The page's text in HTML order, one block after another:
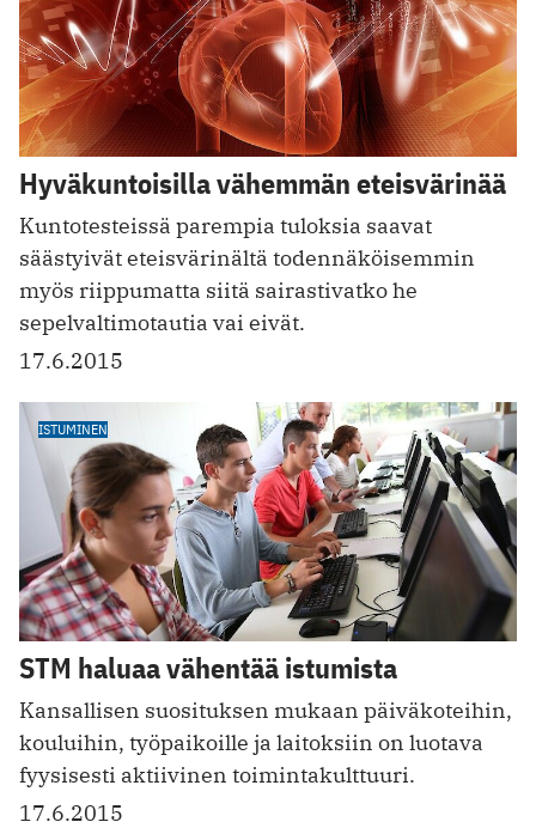
Hyväkuntoisilla vähemmän eteisvärinää
Kuntotesteissä parempia tuloksia saavat
säästyivät eteisvärinältä todennäköisemmin
myös riippumatta siitä sairastivatko he
sepelvaltimotautia vai eivät.
17.6.2015
ISTUMINEN
STM haluaa vähentää istumista
Kansallisen suosituksen mukaan päiväkoteihin,
kouluihin, työpaikoille ja laitoksiin on luotava
fyysisesti aktiivinen toimintakulttuuri.
17.6.2015